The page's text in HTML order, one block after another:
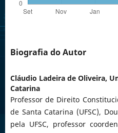
Biografia do Autor
Cláudio Ladeira de Oliveira,
Catarina
Professor de Direito
de Santa Catarina (UFSC),
pela UFSC, professor